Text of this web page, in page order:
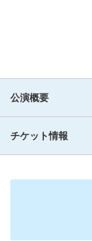
公演概要
チケット情報